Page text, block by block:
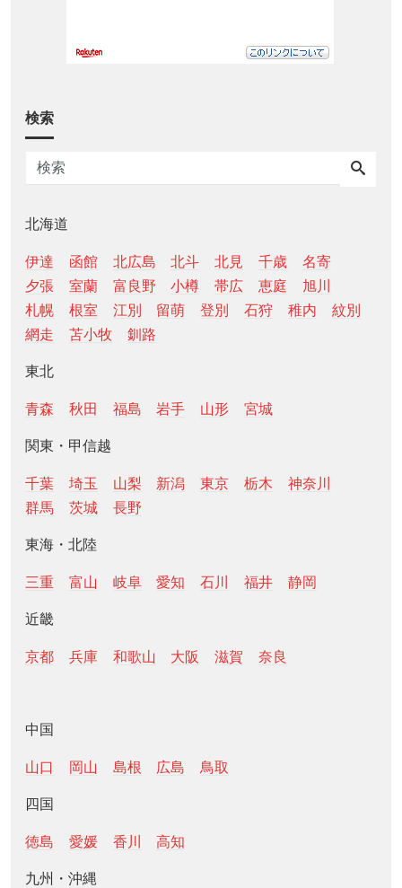
検索
北海道
伊達 函館 北広島 北斗 北見 千歳
名寄
夕張
室蘭 富良野 小樽 帯広 恵庭
旭川
札幌
根室 江別 留萌 登別 石狩 稚内
紋別
網走
苫小牧 釧路
東北
青森 秋田 福島 岩手 山形 宮城
関東・甲信越
千葉 埼玉 山梨 新潟 東京 栃木
神奈川
群馬
茨城 長野
東海・北陸
三重 富山 岐阜 愛知 石川 福井 静岡
近畿
京都 兵庫 和歌山 大阪 滋賀 奈良
中国
山口 岡山 島根 広島 鳥取
四国
徳島 愛媛 香川 高知
九州・沖縄